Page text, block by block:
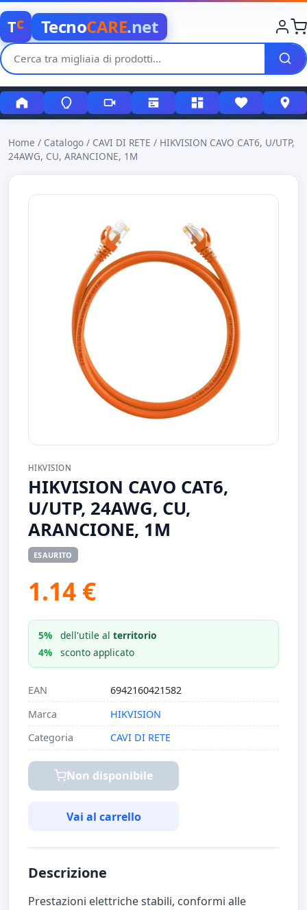
Tc TecnoCARE.net
Home / Catalogo / CAVI DI RETE / HIKVISION CAVO CAT6, U/UTP,
24AWG, CU, ARANCIONE, 1M
HIKVISION
HIKVISION CAVO CAT6,
U/UTP, 24AWG, CU,
ARANCIONE, 1M
ESAURITO
1.14 €
5% dell'utile alterritorio
4%
sconto applicato
EAN
6942160421582
Marca
HIKVISION
Categoria
CAVI DI RETE
Non disponibile
Vai al carrello
Descrizione
Prestazioni elettriche stabili, conformi alle